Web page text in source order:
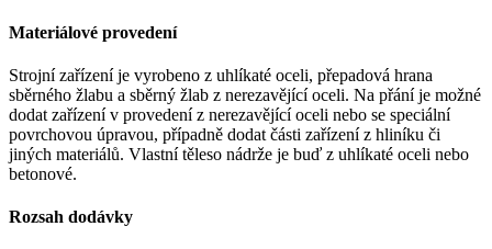
Materiálové provedení
Strojní zařízení je vyrobeno z uhlíkaté oceli, přepadová hrana
sběrného žlabu a sběrný žlab z nerezavějící oceli. Na přání je možné
dodat zařízení v provedení z nerezavějící oceli nebo se speciální
povrchovou úpravou, případně dodat části zařízení z hliníku či
jiných materiálů. Vlastní těleso nádrže je buď z uhlíkaté oceli nebo
betonové.
Rozsah dodávky